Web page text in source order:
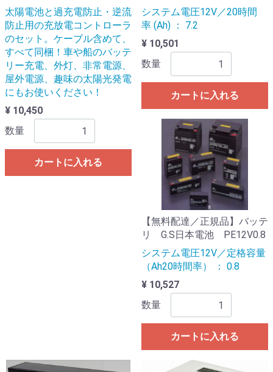
太陽電池と過充電防止・逆流
防止用の充放電コントローラ
のセット。ケーブル含めて、
すべて同梱！車や船のバッテ
リー充電、外灯、非常電源、
屋外電源、趣味の太陽光発電
にもお使いください！
¥ 10,450
数量
カートに入れる
システム電圧12V／20時間
率 (Ah) ： 7.2
¥ 10,501
数量
カートに入れる
【無料配達／正規品】バッテ
リ G.S日本電池 PE12V0.8
システム電圧12V／定格容量
（Ah20時間率） ： 0.8
¥ 10,527
数量
カートに入れる